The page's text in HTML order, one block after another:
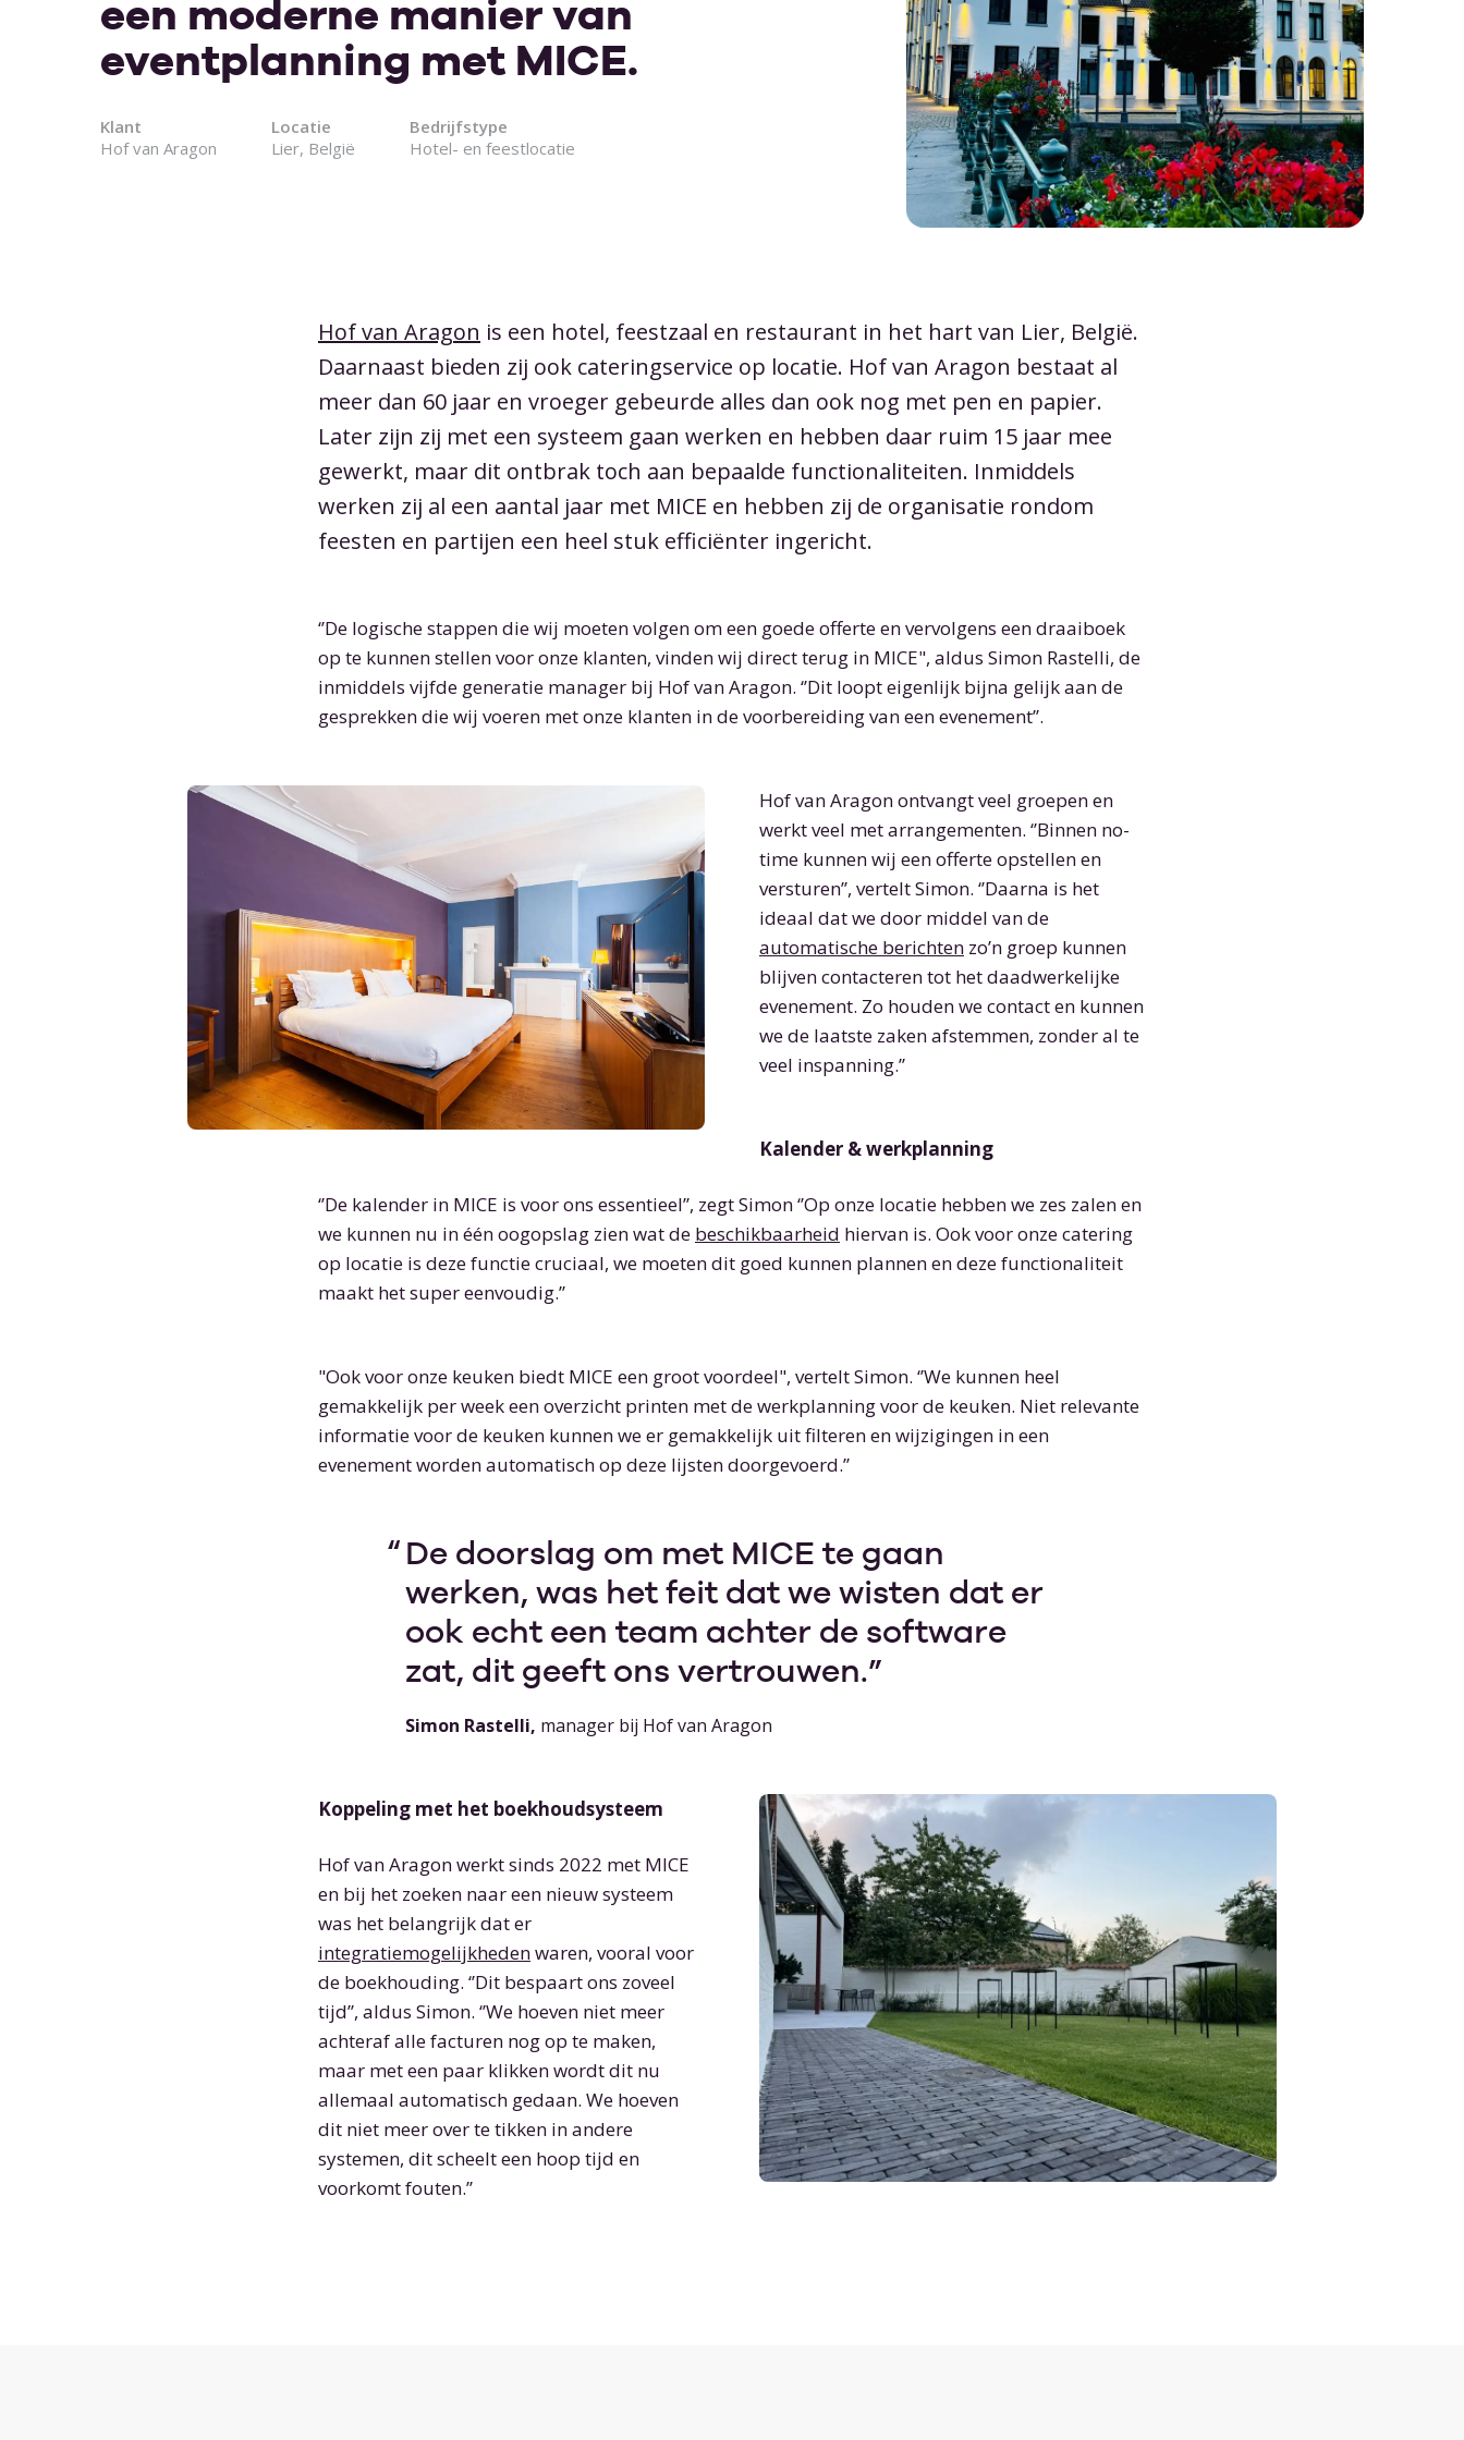
Uitzonderlijke evenementen. Unieke offertes.
Facturatie
Facturatie voor events makkelijk gemaakt.
Eén overzicht van al je events.
Cockpit account
Zalen & capaciteit
Planborden
Gebruikersrollen
Klantportaal
En meer
Finance
Legal
Marketing
IT
Consultant
Security & compliance
Partners
Uptime
Vergelijken
Tell a friend!
een moderne manier van
eventplanning met MICE.
Klant
Hof van Aragon
Locatie
Lier, België
Bedrijfstype
Hotel- en feestlocatie
Hof van Aragon is een hotel, feestzaal en restaurant in het hart van Lier, België.
Daarnaast bieden zij ook cateringservice op locatie. Hof van Aragon bestaat al
meer dan 60 jaar en vroeger gebeurde alles dan ook nog met pen en papier.
Later zijn zij met een systeem gaan werken en hebben daar ruim 15 jaar mee
gewerkt, maar dit ontbrak toch aan bepaalde functionaliteiten. Inmiddels
werken zij al een aantal jaar met MICE en hebben zij de organisatie rondom
feesten en partijen een heel stuk efficiënter ingericht.
‘’De logische stappen die wij moeten volgen om een goede offerte en vervolgens een draaiboek
op te kunnen stellen voor onze klanten, vinden wij direct terug in MICE", aldus Simon Rastelli, de
inmiddels vijfde generatie manager bij Hof van Aragon. ‘’Dit loopt eigenlijk bijna gelijk aan de
gesprekken die wij voeren met onze klanten in de voorbereiding van een evenement’’.
Hof van Aragon ontvangt veel groepen en
werkt veel met arrangementen. ‘’Binnen no-
time kunnen wij een offerte opstellen en
versturen’’, vertelt Simon. ‘’Daarna is het
ideaal dat we door middel van de
automatische berichten zo’n groep kunnen
blijven contacteren tot het daadwerkelijke
evenement. Zo houden we contact en kunnen
we de laatste zaken afstemmen, zonder al te
veel inspanning.’’
Kalender & werkplanning
‘’De kalender in MICE is voor ons essentieel’’, zegt Simon ‘’Op onze locatie hebben we zes zalen en
we kunnen nu in één oogopslag zien wat de beschikbaarheid hiervan is. Ook voor onze catering
op locatie is deze functie cruciaal, we moeten dit goed kunnen plannen en deze functionaliteit
maakt het super eenvoudig.’’
"Ook voor onze keuken biedt MICE een groot voordeel", vertelt Simon. ‘’We kunnen heel
gemakkelijk per week een overzicht printen met de werkplanning voor de keuken. Niet relevante
informatie voor de keuken kunnen we er gemakkelijk uit filteren en wijzigingen in een
evenement worden automatisch op deze lijsten doorgevoerd.’’
De doorslag om met MICE te gaan
werken, was het feit dat we wisten dat er
ook echt een team achter de software
zat, dit geeft ons vertrouwen.
Simon Rastelli, manager bij Hof van Aragon
Koppeling met het boekhoudsysteem
Hof van Aragon werkt sinds 2022 met MICE
en bij het zoeken naar een nieuw systeem
was het belangrijk dat er
integratiemogelijkhedenwaren, vooral voor
de boekhouding. ‘’Dit bespaart ons zoveel
tijd’’, aldus Simon. ‘’We hoeven niet meer
achteraf alle facturen nog op te maken,
maar met een paar klikken wordt dit nu
allemaal automatisch gedaan. We hoeven
dit niet meer over te tikken in andere
systemen, dit scheelt een hoop tijd en
voorkomt fouten.’’